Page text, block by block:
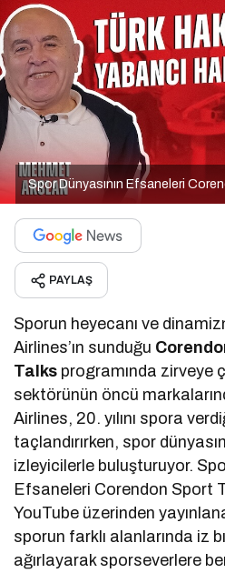
Spor Dünyasının Efsaneleri
PAYLAŞ
Sporun heyecanı ve
Airlines’ın sunduğu
Talks programında zirveye
sektörünün öncü
Airlines, 20. yılını spora
taçlandırırken, spor
izleyicilerle buluşturuyor.
Efsaneleri Corendon Sport
YouTube üzerinden
sporun farklı alanlarında iz
ağırlayarak sporseverlere